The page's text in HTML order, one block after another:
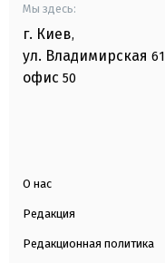
Мы здесь:
г. Киев,
ул. Владимирская
офис 50
О нас
Редакция
Редакционная политика